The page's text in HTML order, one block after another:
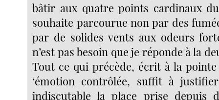
bâtir aux quatre points cardinaux
souhaite parcourue non par des
par de solides vents aux odeurs
n’est pas besoin que je réponde à la
Tout ce qui précède, écrit à la
‘émotion contrôlée, suffit à
indiscutable la place prise depuis